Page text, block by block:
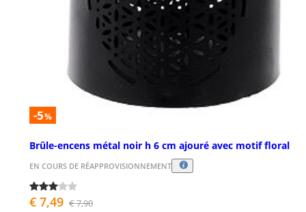
-5%
Brûle-encens métal noir h 6 cm ajouré avec motif floral
EN COURS DE RÉAPPROVISIONNEMENT
€ 7,49 € 7,90